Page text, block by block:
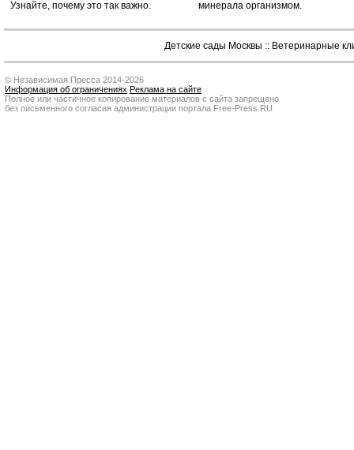
Узнайте, почему это так важно.
минерала организмом.
Детские сады Москвы :: Ветеринарные
© Независимая Пресса 2014-2026
Информация об ограничениях Реклама на сайте
Полное или частичное копирование материалов с сайта запрещено
без письменного согласия администрации портала Free-Press.RU